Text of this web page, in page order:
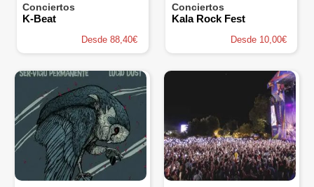
Conciertos
K-Beat
Desde 88,40€
Conciertos
Kala Rock Fest
Desde 10,00€